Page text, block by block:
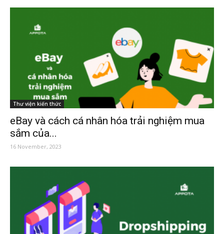
Thư viện kiến thức
eBay và cách cá nhân hóa trải nghiệm mua
sắm của...
16 November, 2023